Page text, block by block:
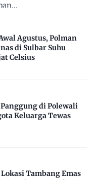
Agustus, Polman
di Sulbar Suhu
Celsius
di Polewali
Keluarga Tewas
Tambang Emas